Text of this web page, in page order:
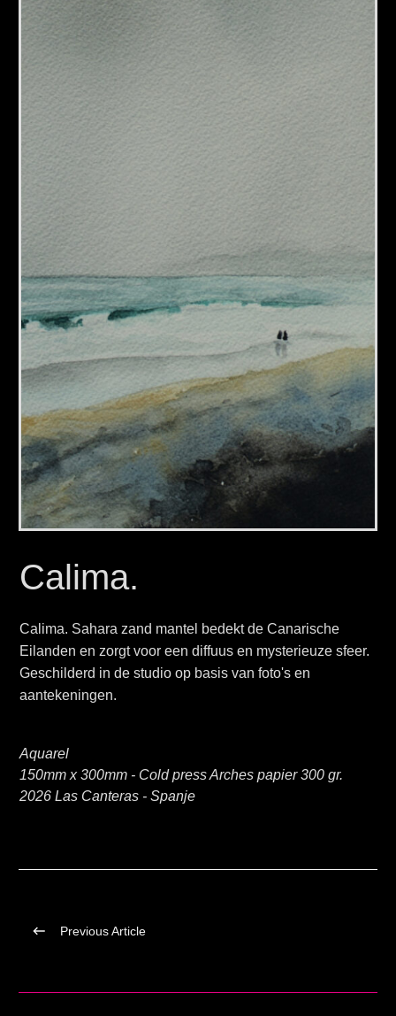
Calima.
Calima. Sahara zand mantel bedekt de Canarische
Eilanden en zorgt voor een diffuus en mysterieuze sfeer.
Geschilderd in de studio op basis van foto's en
aantekeningen.
Aquarel
150mm x 300mm - Cold press Arches papier 300 gr.
2026 Las Canteras - Spanje
Previous Article